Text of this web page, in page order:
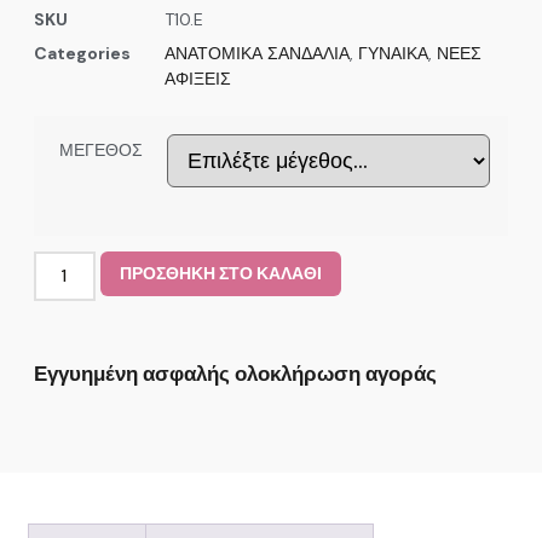
SKU
T10.E
Categories
ΑΝΑΤΟΜΙΚΑ ΣΑΝΔΑΛΙΑ, ΓΥΝΑΙΚΑ, ΝΕΕΣ
ΑΦΙΞΕΙΣ
ΜΕΓΕΘΟΣ
ΠΡΟΣΘΗΚΗ ΣΤΟ ΚΑΛΑΘΙ
Εγγυημένη ασφαλής ολοκλήρωση αγοράς